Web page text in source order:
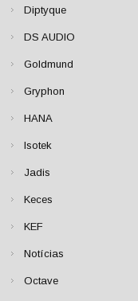
Diptyque
DS AUDIO
Goldmund
Gryphon
HANA
Isotek
Jadis
Keces
KEF
Notícias
Octave